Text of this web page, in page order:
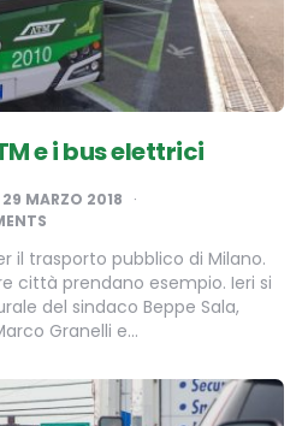
e i bus elettrici
29 MARZO 2018
il trasporto pubblico di Milano.
città prendano esempio. Ieri si
del sindaco Beppe Sala,
Granelli e…